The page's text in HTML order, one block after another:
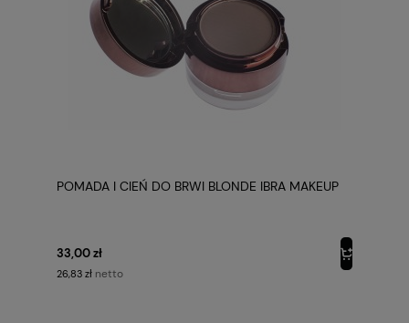
POMADA I CIEŃ DO BRWI BLONDE IBRA MAKEUP
33,00 zł
26,83 zł netto